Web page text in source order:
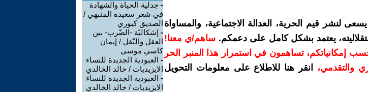
لنشر قيم الحرية، العدالة الاجتماعية، والمساواة
يعتمد بشكل كامل على دعمكم. ساهم/ي معنا!
أو أكثر حسب إمكانياتكم، تساهمون في استمرار هذا المنبر الحر
والتقدمي،
انقر هنا للاطلاع على معلومات التحويل
- جدلية الحياة والشهادة
في شعر سعيدة المنبهي /
الصديق كبوري
- إشكاليّة -الضّرب- بين
العقل والنّقل / إيمان
كاسي موسى
- العبودية الجديدة للنساء
الايزيديات / خالد الخالدي
- العبودية الجديدة للنساء
الايزيديات / خالد الخالدي